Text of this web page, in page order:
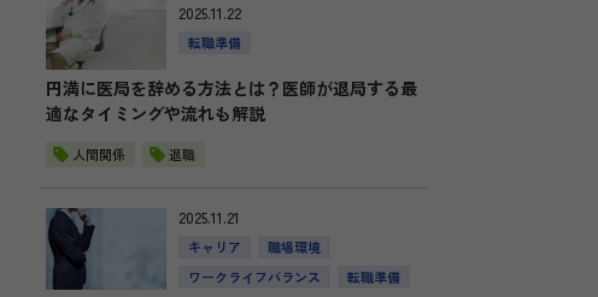
2025.11.22
転職準備
円満に医局を辞める方法とは？医師が退局する最
適なタイミングや流れも解説
人間関係 退職
2025.11.21
キャリア
職場環境
ワークライフバランス
転職準備